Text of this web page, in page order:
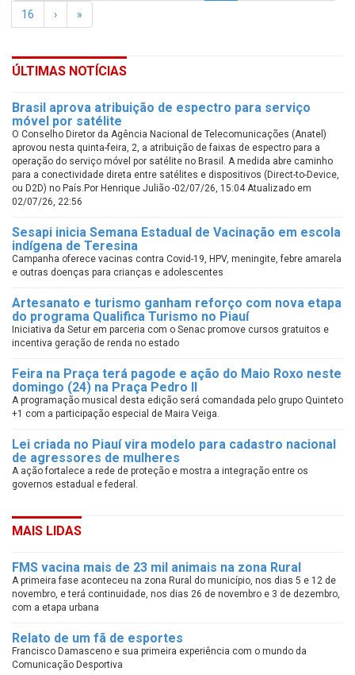
16 › »
ÚLTIMAS NOTÍCIAS
Brasil aprova atribuição de espectro para serviço
móvel por satélite
O Conselho Diretor da Agência Nacional de Telecomunicações (Anatel)
aprovou nesta quinta-feira, 2, a atribuição de faixas de espectro para a
operação do serviço móvel por satélite no Brasil. A medida abre caminho
para a conectividade direta entre satélites e dispositivos (Direct-to-Device,
ou D2D) no País.Por Henrique Julião -02/07/26, 15:04 Atualizado em
02/07/26, 22:56
Sesapi inicia Semana Estadual de Vacinação em escola
indígena de Teresina
Campanha oferece vacinas contra Covid-19, HPV, meningite, febre amarela
e outras doenças para crianças e adolescentes
Artesanato e turismo ganham reforço com nova etapa
do programa Qualifica Turismo no Piauí
Iniciativa da Setur em parceria com o Senac promove cursos gratuitos e
incentiva geração de renda no estado
Feira na Praça terá pagode e ação do Maio Roxo neste
domingo (24) na Praça Pedro II
A programação musical desta edição será comandada pelo grupo Quinteto
+1 com a participação especial de Maira Veiga.
Lei criada no Piauí vira modelo para cadastro nacional
de agressores de mulheres
A ação fortalece a rede de proteção e mostra a integração entre os
governos estadual e federal.
MAIS LIDAS
FMS vacina mais de 23 mil animais na zona Rural
A primeira fase aconteceu na zona Rural do município, nos dias 5 e 12 de
novembro, e terá continuidade, nos dias 26 de novembro e 3 de dezembro,
com a etapa urbana
Relato de um fã de esportes
Francisco Damasceno e sua primeira experiência com o mundo da
Comunicação Desportiva